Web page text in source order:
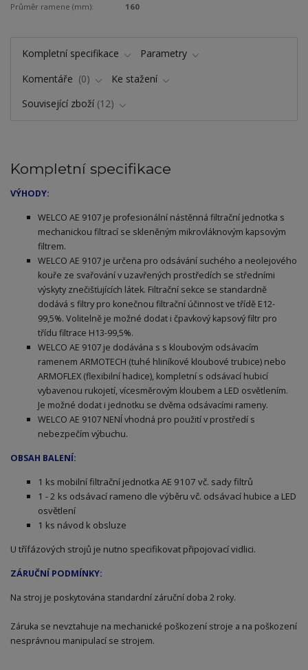
Průměr ramene (mm):
160
Kompletní specifikace
Parametry
Komentáře
0
Ke stažení
Související zboží 12
Kompletní specifikace
VÝHODY:
WELCO AE 9107 je profesionální nástěnná filtrační jednotka s
mechanickou filtrací se skleněným mikrovláknovým kapsovým
filtrem.
WELCO AE 9107 je určena pro odsávání suchého a neolejového
kouře ze svařování v uzavřených prostředích se středními
výskyty znečišťujících látek. Filtrační sekce se standardně
dodává s filtry pro konečnou filtrační účinnost ve třídě E12-
99,5%. Volitelně je možné dodat i čpavkový kapsový filtr pro
třídu filtrace H13-99,5%.
WELCO AE 9107 je dodávána s s kloubovým odsávacím
ramenem ARMOTECH (tuhé hliníkové kloubové trubice) nebo
ARMOFLEX (flexibilní hadice), kompletní s odsávací hubicí
vybavenou rukojetí, vícesměrovým kloubem a LED osvětlením.
Je možné dodat i jednotku se dvěma odsávacími rameny.
WELCO AE 9107 NENÍ vhodná pro použití v prostředí s
nebezpečím výbuchu.
OBSAH BALENÍ:
1 ks mobilní filtrační jednotka AE 9107 vč. sady filtrů
1 - 2 ks odsávací rameno dle výběru vč. odsávací hubice a LED
osvětlení
1 ks návod k obsluze
U třífázových strojů je nutno specifikovat připojovací vidlici.
ZÁRUČNÍ PODMÍNKY:
Na stroj je poskytována standardní záruční doba 2 roky.
Záruka se nevztahuje na mechanické poškození stroje a na poškození
nesprávnou manipulací se strojem.